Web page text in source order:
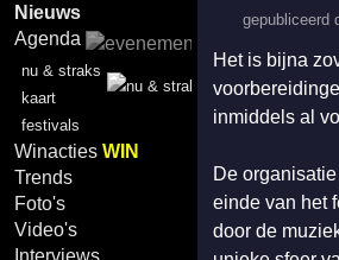
Nieuws
Agenda
nu & straks
kaart
festivals
WinactiesWIN
Trends
Foto's
Video's
Interviews
gepubliceerd
Het is bijna
inmiddels al
De organisatie
einde van het
door de